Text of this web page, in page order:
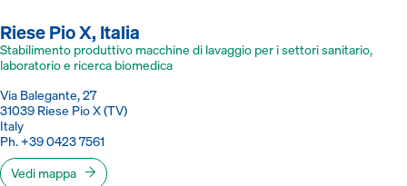
Riese Pio X, Italia
Stabilimento produttivo macchine di lavaggio per i settori sanitario,
laboratorio e ricerca biomedica
Via Balegante, 27
31039 Riese Pio X (TV)
Italy
Ph. +39 0423 7561
Vedi mappa